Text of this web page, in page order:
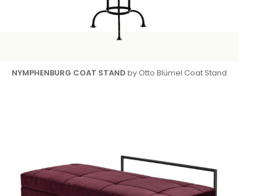
NYMPHENBURG COAT STAND by Otto Blümel Coat Stand